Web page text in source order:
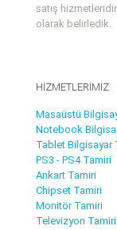
satış
olarak belirledik.
HİZMETLERİMİZ
Masaüstü
Notebook
Tablet Bilgisayar
PS3 - PS4 Tamiri
Ankart Tamiri
Chipset Tamiri
Monitör Tamiri
Televizyon Tamiri